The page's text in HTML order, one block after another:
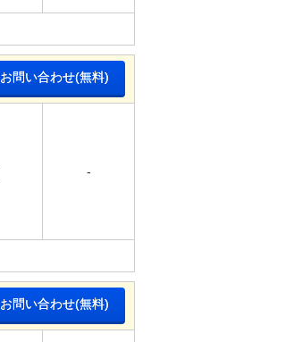
お問い合わせ(無料)
-
お問い合わせ(無料)